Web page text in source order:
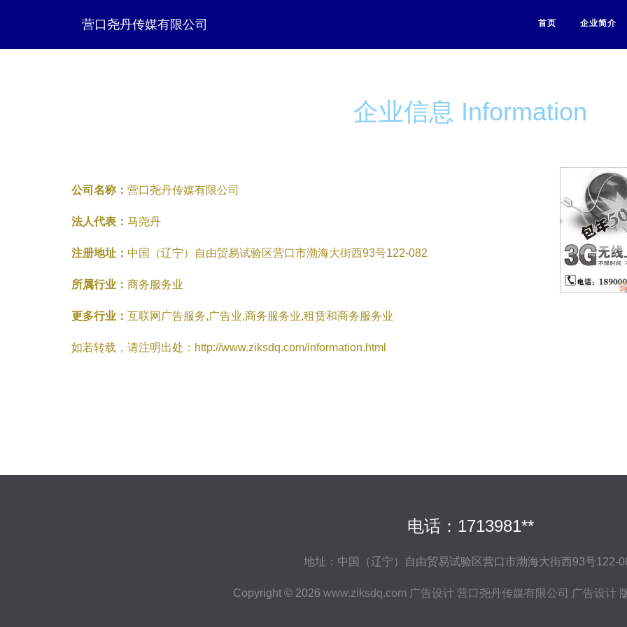
营口尧丹传媒有限公司 首页 企业简介
企业信息 Information
公司名称： 营口尧丹传媒有限公司
法人代表： 马尧丹
注册地址： 中国（辽宁）自由贸易试验区营口市渤海大街西93号122-082
所属行业： 商务服务业
更多行业： 互联网广告服务,广告业,商务服务业,租赁和商务服务业
如若转载，请注明出处：http://www.ziksdq.com/information.html
电话：1713981**
地址：中国（辽宁）自由贸易试验区营口市渤海大街西93号122-
Copyright © 2026 www.ziksdq.com 广告设计 营口尧丹传媒有限公司 广告设计